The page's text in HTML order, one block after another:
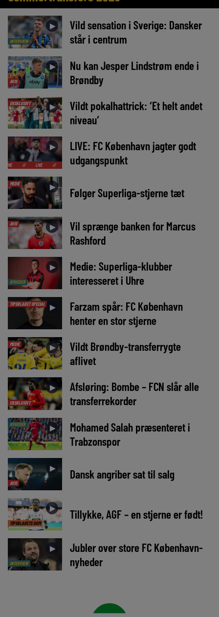
INTERVIEW
►
Vild sensation i Sverige: Dansker
står i centrum
AVIS
►
Nu kan Jesper Lindstrøm ende i
Brøndby
EKSKLUSIVT ►
Vildt pokalhattrick: ‘Et helt andet
niveau’
►
LIVE // LIVE // LIVE // LIVE //
LIVE: FC København jagter godt
udgangspunkt
MEDIE ► Følger Superliga-stjerne tæt
AVIS ►
Vil sprænge banken for Marcus
Rashford
NYHEDER
►
Medie: Superliga-klubber
interesseret i Uhre
TIPSBLADET SPECIAL ►
Farzam spår: FC København
henter en stor stjerne
MEDIE ►
Vildt Brøndby-transferrygte
aflivet
EKSKLUSIVT
►
Afsløring: Bombe – FCN slår alle
transferrekorder
NYHEDER ►
Mohamed Salah præsenteret i
Trabzonspor
AVIS
► Dansk angriber sat til salg
TIPSBLADETS DOM
► Tillykke, AGF – en stjerne er født!
INTERVIEW
►
Jubler over store FC København-
nyheder